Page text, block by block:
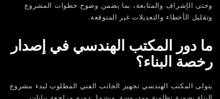
وحتى الإشراف والمتابعة، بما يضمن وضوح خطوات المشروع
وتقليل الأخطاء والتعديلات غير المتوقعة.
ما دور المكتب الهندسي في إصدار
رخصة البناء؟
يتولى المكتب الهندسي تجهيز الجانب الفني المطلوب لبدء مشروع